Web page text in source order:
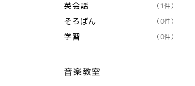
英会話 （1件）
そろばん （0件）
学習 （0件）
音楽教室